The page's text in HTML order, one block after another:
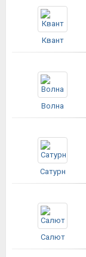
Квант
Волна
Сатурн
Салют